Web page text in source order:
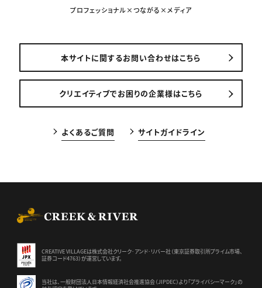
プロフェッショナル×つながる×メディア
本サイトに関するお問い合わせはこちら
クリエイティブでお困りの企業様はこちら
よくあるご質問 サイトガイドライン
CREATIVE VILLAGEは株式会社クリーク･アンド･リバー社（東京証券取引所プライム市場、
証券コード4763）が運営しています。
当社は、一般財団法人日本情報経済社会推進協会（JIPDEC）より 「プライバシーマーク」の